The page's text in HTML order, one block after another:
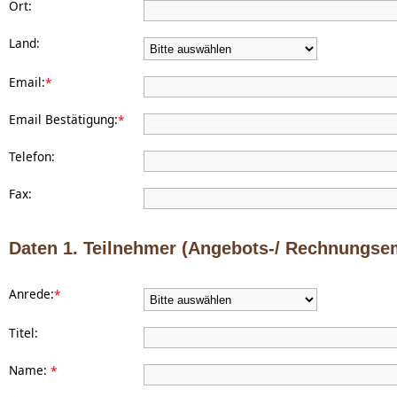
Ort:
Land:
Email:*
Email Bestätigung:*
Telefon:
Fax:
Daten 1. Teilnehmer (Angebots-/
Anrede:*
Titel:
Name: *